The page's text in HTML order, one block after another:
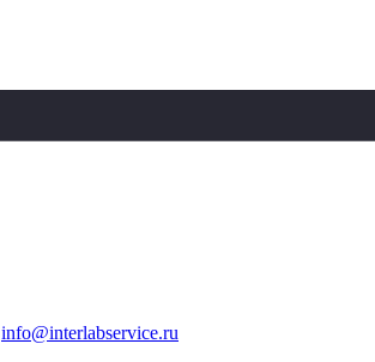
info@interlabservice.ru